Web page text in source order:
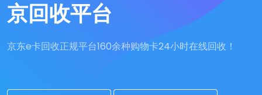
京回收平台
京东e卡回收正规平台160余种购物卡24小时在线回收！